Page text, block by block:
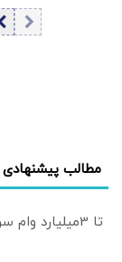
برای پایان جنگ
مطالب پیشنهادی
تا 3میلیارد وام سرمایه در گردش فروشندگان